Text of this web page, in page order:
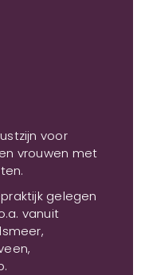
voor
vrouwen met
gelegen
vanuit